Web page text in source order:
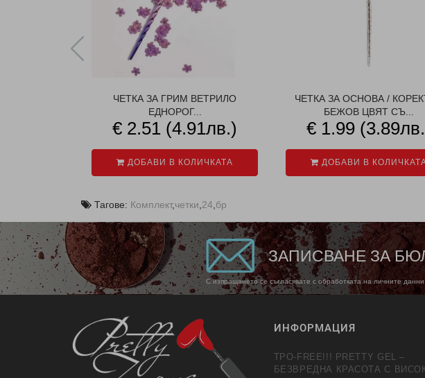
ЧЕТКА ЗА ГРИМ ВЕТРИЛО
ЕДНОРОГ...
€ 2.51 (4.91лв.)
ДОБАВИ В КОЛИЧКАТА
ЧЕТКА ЗА ОСНОВА /
БЕЖОВ ЦВЯТ СЪ...
€ 1.99
ДОБАВИ В
Тагове: Комплект,четки 24 бр
ЗАПИСВАНЕ ЗА
С изпращането се съгласявате с обработката на личните
ИНФОРМАЦИЯ
TPO-FREE!!! PRETTY GEL –
БЕЗВРЕДНА КРАСОТА С